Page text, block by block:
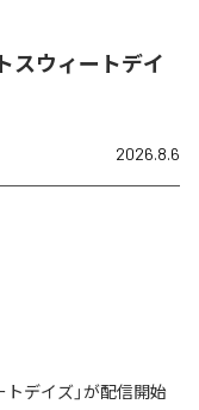
スウィートデイ
2026.8.6
デイズ」が配信開始